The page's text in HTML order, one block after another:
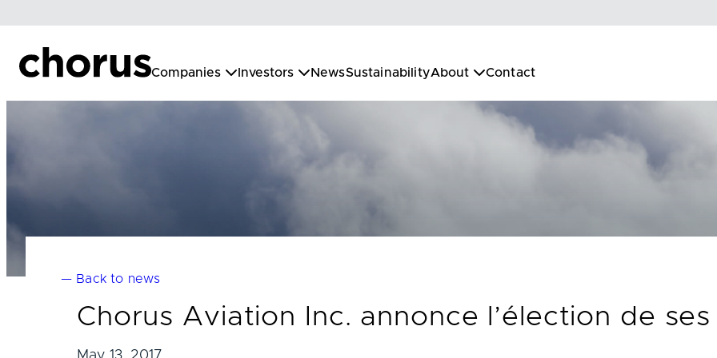
content
Companies Investors NewsSustainabilityAbout Contact
— Back to news
Chorus Aviation Inc. annonce l’élection de